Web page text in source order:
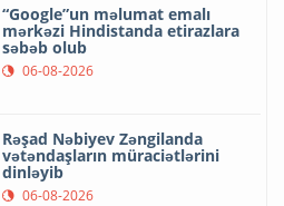
“Google”un məlumat emalı
mərkəzi Hindistanda etirazlara
səbəb olub
06-08-2026
Rəşad Nəbiyev Zəngilanda
vətəndaşların müraciətlərini
dinləyib
06-08-2026